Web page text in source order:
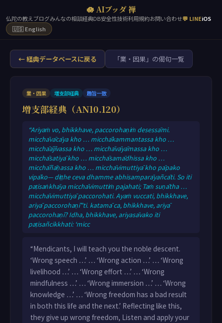
🪷 AIブッダ 禅
仏陀の教え ブログみんなの相談経典DB安全性技術利用規約お問い合わせ💬 LINEiOS
🇺🇸 English
← 経典データベースに戻る 「業・因果」の偈句一覧
業・因果 増支部経典 趣旨一致
増支部経典（AN10.120）
“Ariyaṁ vo, bhikkhave, paccorohaṇiṁ desessāmi.
micchāvācāya kho … micchākammantassa kho …
micchāājīvassa kho … micchāvāyāmassa kho …
micchāsatiyā kho … micchāsamādhissa kho …
micchāñāṇassa kho … micchāvimuttiyā kho pāpako
vipāko— diṭṭhe ceva dhamme abhisamparāyañcāti. So iti
paṭisaṅkhāya micchāvimuttiṁ pajahati; Taṁ suṇātha …
micchāvimuttiyā paccorohati. Ayaṁ vuccati, bhikkhave,
ariyā paccorohaṇī”ti. katamā ca, bhikkhave, ariyā
paccorohaṇī? Idha, bhikkhave, ariyasāvako iti
paṭisañcikkhati: ‘micc
“Mendicants, I will teach you the noble descent.
‘Wrong speech …’ … ‘Wrong action …’ … ‘Wrong
livelihood …’ … ‘Wrong effort …’ … ‘Wrong
mindfulness …’ … ‘Wrong immersion …’ … ‘Wrong
knowledge …’ … ‘Wrong freedom has a bad result
in both this life and the next.’ Reflecting like this,
they give up wrong freedom, Listen and apply your